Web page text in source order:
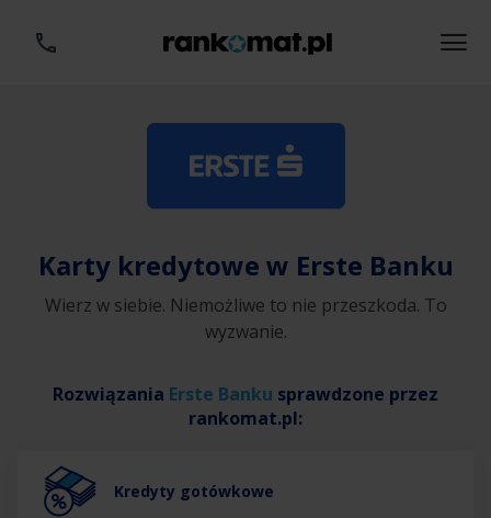
Karty kredytowe w Erste Banku
Wierz w siebie. Niemożliwe to nie przeszkoda. To
wyzwanie.
Rozwiązania Erste Banku sprawdzone przez
rankomat.pl:
Kredyty gotówkowe